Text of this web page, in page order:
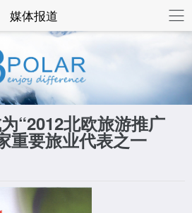
媒体报道
“2012北欧旅游推广
重要旅业代表之一